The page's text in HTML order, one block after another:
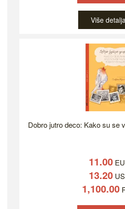
Više
Dobro jutro deco: Kako su se
11.00
13.20
1,100.00